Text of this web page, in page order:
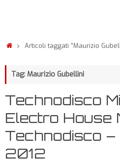
Articoli taggati "Maurizio
Tag: Maurizio Gubellini
Technodisco
Electro House
Technodisco
2012